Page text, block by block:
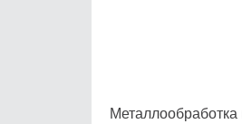
Металлообработка